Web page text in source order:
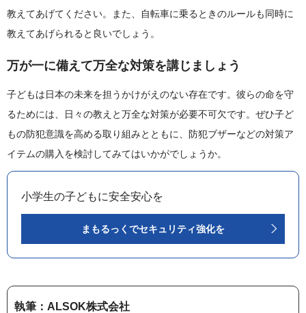
教えてあげてください。また、自転車に乗るときのルールも同時に
教えてあげられると良いでしょう。
万が一に備えて万全な対策を講じましょう
子どもは日本の未来を担うかけがえのない存在です。彼らの命を守
るためには、日々の教えと万全な対策が必要不可欠です。ぜひ子ど
もの防犯意識を高める取り組みとともに、防犯ブザーなどの対策ア
イテムの購入を検討してみてはいかがでしょうか。
小学生の子どもに安全安心を
まもるっくでセキュリティ強化を
執筆：ALSOK株式会社